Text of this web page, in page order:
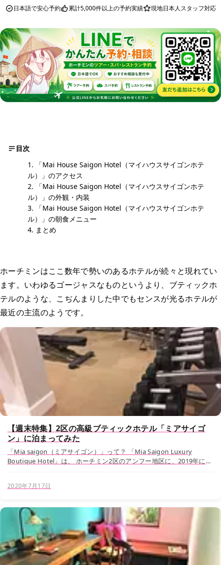
日本語で安心予約 累計5,000件以上の予約実績 現地日本人スタッフ対応
目次
「Mai House Saigon Hotel（マイハウスサイゴンホテ
ル）」のアクセス
「Mai House Saigon Hotel（マイハウスサイゴンホテ
ル）」の外観・内装
「Mai House Saigon Hotel（マイハウスサイゴンホテ
ル）」の朝食メニュー
まとめ
ホーチミンはここ数年で勢いのあるホテルが続々と現れてい
ます。いわゆるゴージャスなものというより、ブティックホ
テルのような、こぢんまりした中でもセンスが光るホテルが
最近の主流のようです。
【週末特集】2区の高級ブティックホテル「ミアサイゴ
ン」に泊まってみた
「Mia saigon（ミアサイゴン）」って？ 「Mia Saigon Luxury
Boutique Hotel」は、 ホーチミン2区のアンフー地区に、2019年にオ
2020年7月17日